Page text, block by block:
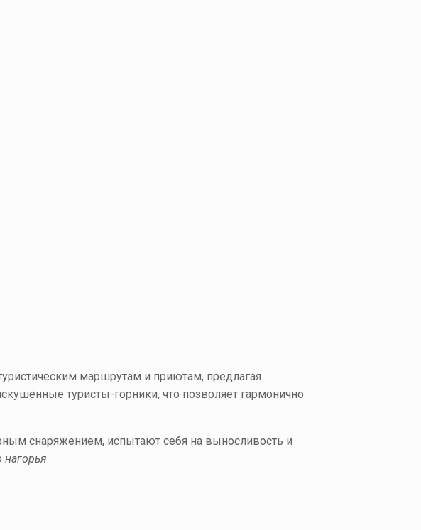
маршрутам и приютам, предлагая
туристы-горники, что позволяет гармонично
снаряжением, испытают себя на выносливость и
нагорья.